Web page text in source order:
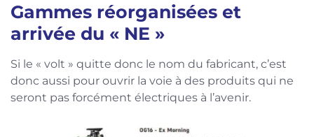
Gammes réorganisées et
arrivée du « NE »
Si le « volt » quitte donc le nom du fabricant, c’est
donc aussi pour ouvrir la voie à des produits qui ne
seront pas forcément électriques à l’avenir.